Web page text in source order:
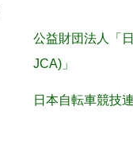
公益財団法人「
JCA)」
日本自転車競技